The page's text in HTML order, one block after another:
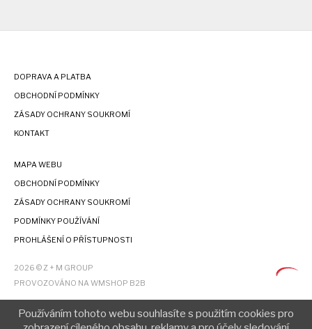
DOPRAVA A PLATBA
OBCHODNÍ PODMÍNKY
ZÁSADY OCHRANY SOUKROMÍ
KONTAKT
MAPA WEBU
OBCHODNÍ PODMÍNKY
ZÁSADY OCHRANY SOUKROMÍ
PODMÍNKY POUŽÍVÁNÍ
PROHLÁŠENÍ O PŘÍSTUPNOSTI
2026 © Z + M GROUP
PROVOZOVÁNO NA WMSHOP B2B
Používáním tohoto webu souhlasíte s použitím cookies pro